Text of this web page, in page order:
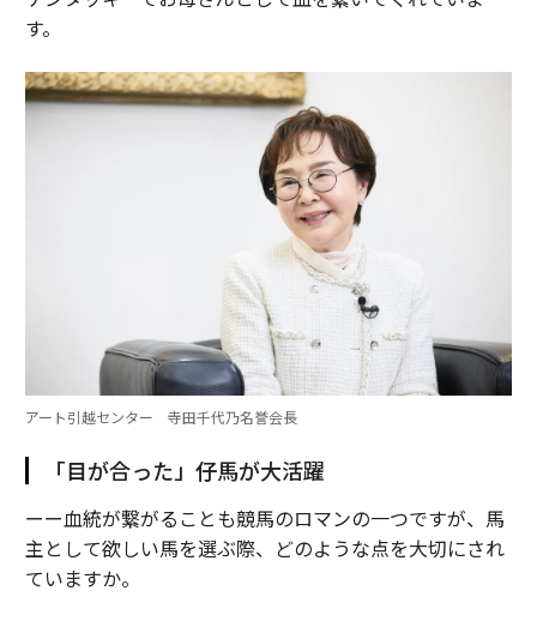
す。
アート引越センター 寺田千代乃名誉会長
「目が合った」仔馬が大活躍
ーー血統が繋がることも競馬のロマンの一つですが、馬
主として欲しい馬を選ぶ際、どのような点を大切にされ
ていますか。